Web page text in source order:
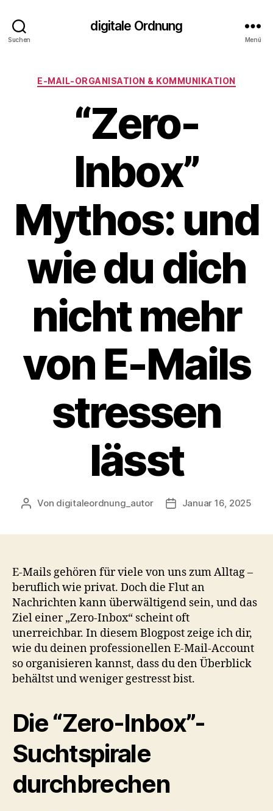
Suchen
digitale Ordnung
Menü
Kategorien
E‑MAIL‑ORGANISATION & KOMMUNIKATION
“Zero-
Inbox”
Mythos: und
wie du dich
nicht mehr
von E-Mails
stressen
lässt
Beitragsautor
Von digitaleordnung_autor Januar 16, 2025
E-Mails gehören für viele von uns zum Alltag –
beruflich wie privat. Doch die Flut an
Nachrichten kann überwältigend sein, und das
Ziel einer „Zero-Inbox“ scheint oft
unerreichbar. In diesem Blogpost zeige ich dir,
wie du deinen professionellen E-Mail-Account
so organisieren kannst, dass du den Überblick
behältst und weniger gestresst bist.
Die “Zero-Inbox”-
Suchtspirale
durchbrechen